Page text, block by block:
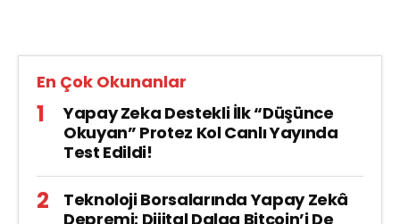
En Çok Okunanlar
Yapay Zeka Destekli İlk “Düşünce
Okuyan” Protez Kol Canlı Yayında
Test Edildi!
Teknoloji Borsalarında Yapay Zekâ
Depremi: Dijital Dalga Bitcoin’i De